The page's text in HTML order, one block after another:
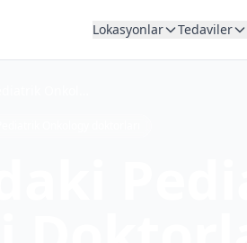
Lokasyonlar Tedaviler